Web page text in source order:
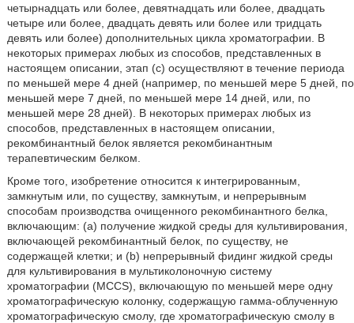
четырнадцать или более, девятнадцать или более, двадцать
четыре или более, двадцать девять или более или тридцать
девять или более) дополнительных цикла хроматографии. В
некоторых примерах любых из способов, представленных в
настоящем описании, этап (c) осуществляют в течение периода
по меньшей мере 4 дней (например, по меньшей мере 5 дней, по
меньшей мере 7 дней, по меньшей мере 14 дней, или, по
меньшей мере 28 дней). В некоторых примерах любых из
способов, представленных в настоящем описании,
рекомбинантный белок является рекомбинантным
терапевтическим белком.
Кроме того, изобретение относится к интегрированным,
замкнутым или, по существу, замкнутым, и непрерывным
способам производства очищенного рекомбинантного белка,
включающим: (a) получение жидкой среды для культивирования,
включающей рекомбинантный белок, по существу, не
содержащей клетки; и (b) непрерывный фидинг жидкой среды
для культивирования в мультиколоночную систему
хроматографии (MCCS), включающую по меньшей мере одну
хроматографическую колонку, содержащую гамма-облученную
хроматографическую смолу, где хроматографическую смолу в